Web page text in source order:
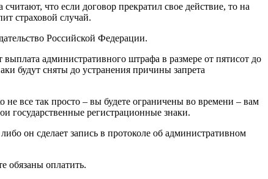
что если договор прекратил свое действие, то на
страховой случай.
Российской Федерации.
административного штрафа в размере от пятисот до
будут сняты до устранения причины запрета
все так просто – вы будете ограничены во времени – вам
государственные регистрационные знаки.
он сделает запись в протоколе об административном
обязаны оплатить.